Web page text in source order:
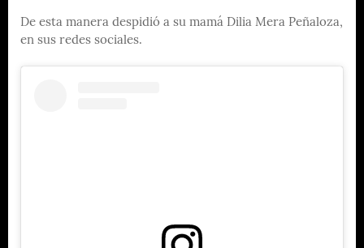
De esta manera despidió a su mamá Dilia Mera Peñaloza,
en sus redes sociales.